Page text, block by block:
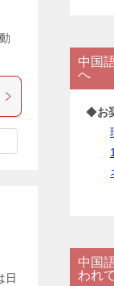
日
リ
ー
中国
へ
◆お
中国
われ